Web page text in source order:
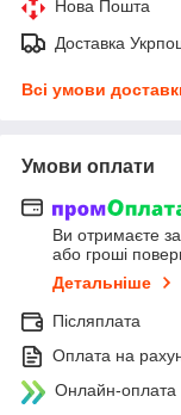
Нова Пошта
Доставка
Всі умови
Умови оплати
Ви отримаєте
або гроші
Детальніше
Післяплата
Оплата на
Онлайн-оплата